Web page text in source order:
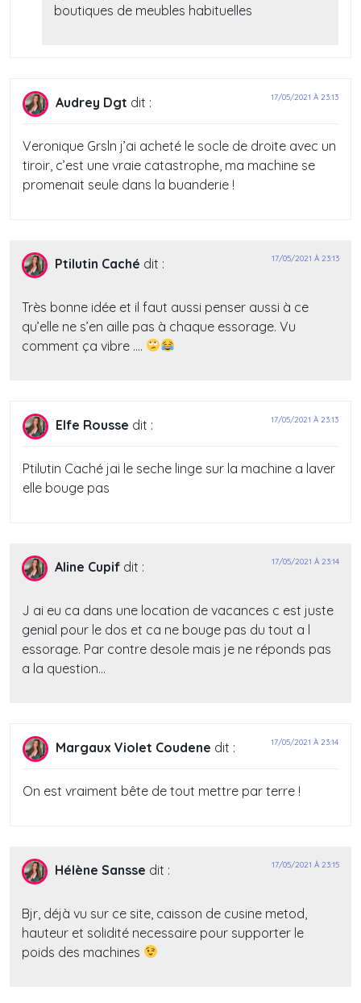
boutiques de meubles habituelles
Audrey Dgt dit : 17/05/2021 À 23:13
Veronique Grsln j’ai acheté le socle de droite avec un
tiroir, c’est une vraie catastrophe, ma machine se
promenait seule dans la buanderie !
Ptilutin Caché dit : 17/05/2021 À 23:13
Très bonne idée et il faut aussi penser aussi à ce
qu’elle ne s’en aille pas à chaque essorage. Vu
comment ça vibre ….
Elfe Rousse dit : 17/05/2021 À 23:13
Ptilutin Caché jai le seche linge sur la machine a laver
elle bouge pas
Aline Cupif dit : 17/05/2021 À 23:14
J ai eu ca dans une location de vacances c est juste
genial pour le dos et ca ne bouge pas du tout a l
essorage. Par contre desole mais je ne réponds pas
a la question…
Margaux Violet Coudene dit : 17/05/2021 À 23:14
On est vraiment bête de tout mettre par terre !
Hélène Sansse dit : 17/05/2021 À 23:15
Bjr, déjà vu sur ce site, caisson de cusine metod,
hauteur et solidité necessaire pour supporter le
poids des machines